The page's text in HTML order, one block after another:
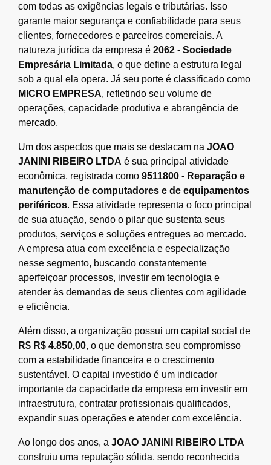
com todas as exigências legais e tributárias. Isso
garante maior segurança e confiabilidade para seus
clientes, fornecedores e parceiros comerciais. A
natureza jurídica da empresa é 2062 - Sociedade
Empresária Limitada, o que define a estrutura legal
sob a qual ela opera. Já seu porte é classificado como
MICRO EMPRESA, refletindo seu volume de
operações, capacidade produtiva e abrangência de
mercado.
Um dos aspectos que mais se destacam na JOAO
JANINI RIBEIRO LTDA é sua principal atividade
econômica, registrada como 9511800 - Reparação e
manutenção de computadores e de equipamentos
periféricos. Essa atividade representa o foco principal
de sua atuação, sendo o pilar que sustenta seus
produtos, serviços e soluções entregues ao mercado.
A empresa atua com excelência e especialização
nesse segmento, buscando constantemente
aperfeiçoar processos, investir em tecnologia e
atender às demandas de seus clientes com agilidade
e eficiência.
Além disso, a organização possui um capital social de
R$ R$ 4.850,00, o que demonstra seu compromisso
com a estabilidade financeira e o crescimento
sustentável. O capital investido é um indicador
importante da capacidade da empresa em investir em
infraestrutura, contratar profissionais qualificados,
expandir suas operações e atender com excelência.
Ao longo dos anos, a JOAO JANINI RIBEIRO LTDA
construiu uma reputação sólida, sendo reconhecida